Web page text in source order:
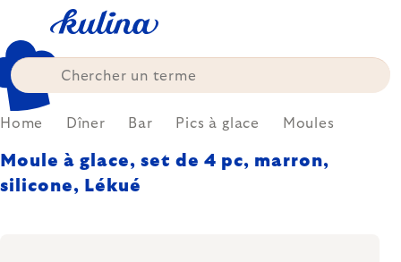
content
Home Dîner Bar Pics à glace Moules
Moule à glace, set de 4 pc, marron,
silicone, Lékué